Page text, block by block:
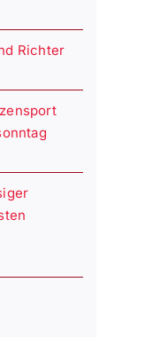
Richter